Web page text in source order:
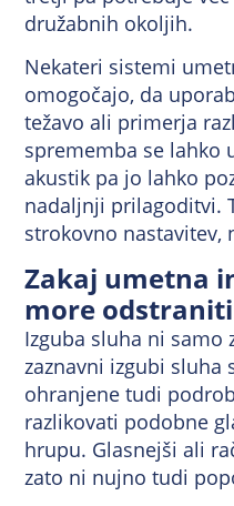
družabnih okoljih.
Nekateri sistemi
omogočajo, da
težavo ali primerja
sprememba se lahko
akustik pa jo lahko
nadaljnji prilagoditvi.
strokovno nastavitev,
Zakaj umetna
more
Izguba sluha ni samo
zaznavni izgubi sluha
ohranjene tudi
razlikovati podobne
hrupu. Glasnejši ali
zato ni nujno tudi